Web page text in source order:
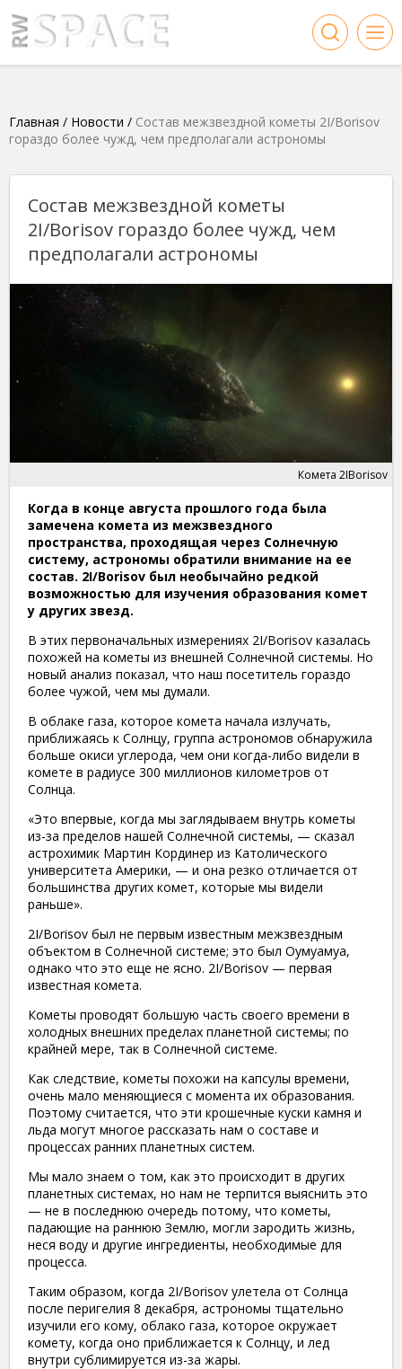
Главная / Новости / Состав межзвездной кометы 2I/Borisov
гораздо более чужд, чем предполагали астрономы
Состав межзвездной кометы
2I/Borisov гораздо более чужд, чем
предполагали астрономы
Комета 2IBorisov
Когда в конце августа прошлого года была
замечена комета из межзвездного
пространства, проходящая через Солнечную
систему, астрономы обратили внимание на ее
состав. 2I/Borisov был необычайно редкой
возможностью для изучения образования комет
у других звезд.
В этих первоначальных измерениях 2I/Borisov казалась
похожей на кометы из внешней Солнечной системы. Но
новый анализ показал, что наш посетитель гораздо
более чужой, чем мы думали.
В облаке газа, которое комета начала излучать,
приближаясь к Солнцу, группа астрономов обнаружила
больше окиси углерода, чем они когда-либо видели в
комете в радиусе 300 миллионов километров от
Солнца.
«Это впервые, когда мы заглядываем внутрь кометы
из-за пределов нашей Солнечной системы, — сказал
астрохимик Мартин Кординер из Католического
университета Америки, — и она резко отличается от
большинства других комет, которые мы видели
раньше».
2I/Borisov был не первым известным межзвездным
объектом в Солнечной системе; это был Оумуамуа,
однако что это еще не ясно. 2I/Borisov — первая
известная комета.
Кометы проводят большую часть своего времени в
холодных внешних пределах планетной системы; по
крайней мере, так в Солнечной системе.
Как следствие, кометы похожи на капсулы времени,
очень мало меняющиеся с момента их образования.
Поэтому считается, что эти крошечные куски камня и
льда могут многое рассказать нам о составе и
процессах ранних планетных систем.
Мы мало знаем о том, как это происходит в других
планетных системах, но нам не терпится выяснить это
— не в последнюю очередь потому, что кометы,
падающие на раннюю Землю, могли зародить жизнь,
неся воду и другие ингредиенты, необходимые для
процесса.
Таким образом, когда 2I/Borisov улетела от Солнца
после перигелия 8 декабря, астрономы тщательно
изучили его кому, облако газа, которое окружает
комету, когда оно приближается к Солнцу, и лед
внутри сублимируется из-за жары.